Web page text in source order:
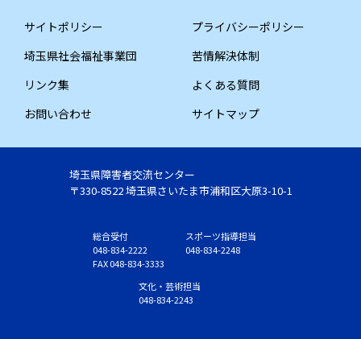
サイトポリシー
プライバシーポリシー
埼玉県社会福祉事業団
苦情解決体制
リンク集
よくある質問
お問い合わせ
サイトマップ
埼玉県障害者交流センター
〒330-8522 埼玉県さいたま市浦和区大原3-10-1
総合受付
048-834-2222
FAX 048-834-3333
スポーツ指導担当
048-834-2248
文化・芸術担当
048-834-2243